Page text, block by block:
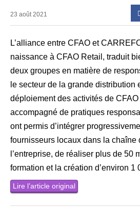
23 août 2021
L’alliance entre CFAO et
naissance à CFAO Retail, traduit
deux groupes en matière de
le secteur de la grande distribution
déploiement des activités de CFAO
accompagné de pratiques
ont permis d’intégrer
fournisseurs locaux dans la chaîne
l’entreprise, de réaliser plus de 50
formation et la création d’environ 1
Lire l’article original